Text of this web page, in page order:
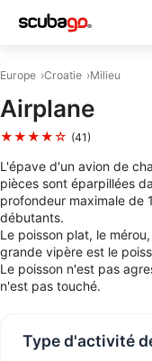
Europe Croatie Milieu
Airplane
★★★★☆ (41)
L'épave d'un avion de
pièces sont éparpillées
profondeur maximale de
débutants.
Le poisson plat, le
grande vipère est le
Le poisson n'est pas
n'est pas touché.
Type d'activité